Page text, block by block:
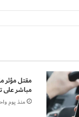
مقتل مؤثر
مباشر على
منذ يوم